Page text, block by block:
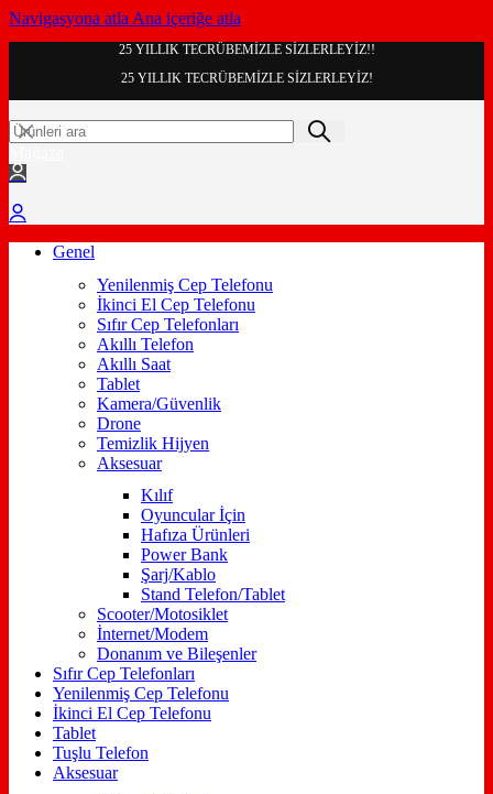
Navigasyona atla Ana içeriğe atla
25 YILLIK TECRÜBEMİZLE SİZLERLEYİZ!!
25 YILLIK TECRÜBEMİZLE SİZLERLEYİZ!
Genel
Yenilenmiş Cep Telefonu
İkinci El Cep Telefonu
Sıfır Cep Telefonları
Akıllı Telefon
Akıllı Saat
Tablet
Kamera/Güvenlik
Drone
Temizlik Hijyen
Aksesuar
Kılıf
Oyuncular İçin
Hafıza Ürünleri
Power Bank
Şarj/Kablo
Stand Telefon/Tablet
Scooter/Motosiklet
İnternet/Modem
Donanım ve Bileşenler
Sıfır Cep Telefonları
Yenilenmiş Cep Telefonu
İkinci El Cep Telefonu
Tablet
Tuşlu Telefon
Aksesuar